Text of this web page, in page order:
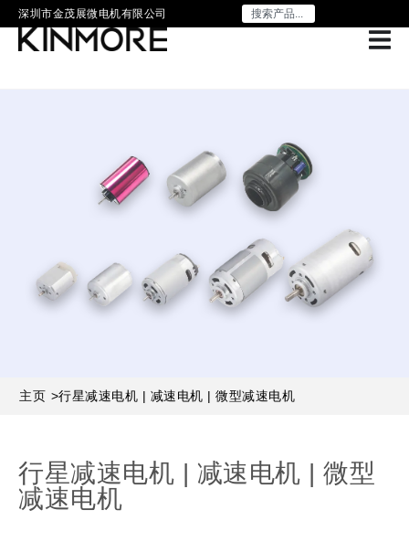
深圳市金茂展微电机有限公司
主页 >行星减速电机 | 减速电机 | 微型减速电机
行星减速电机 | 减速电机 | 微型
减速电机